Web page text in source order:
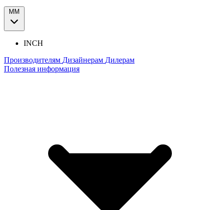
ММ
INCH
Производителям Дизайнерам Дилерам
Полезная информация